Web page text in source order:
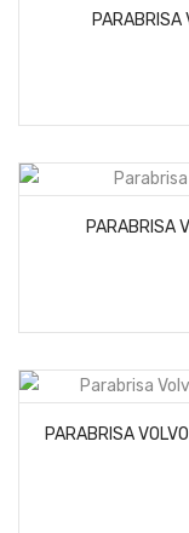
PARABRISA
PARABRISA